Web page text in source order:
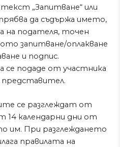
„Запитване“ или
да съдържа името,
на подателя, точен
запитване/оплакване
и подпис.
подаде от участника
представител.
се разглеждат от
14 календарни дни от
им. При разглеждането
правилата на